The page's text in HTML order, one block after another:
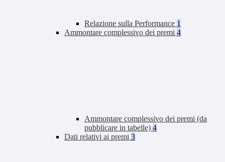
Relazione sulla Performance 1
Ammontare complessivo dei premi 4
Ammontare complessivo dei premi (da
pubblicare in tabelle) 4
Dati relativi ai premi 3